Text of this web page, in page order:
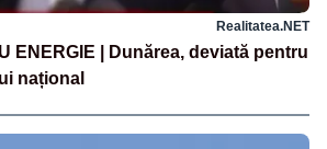
Realitatea.NET
ENERGIE | Dunărea, deviată pentru
național